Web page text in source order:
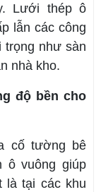
Lưới thép ô
lẫn các công
trọng như sàn
nhà kho.
độ bền cho
cố tường bê
ô vuông giúp
là tại các khu